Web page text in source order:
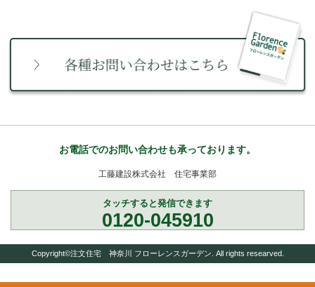
お電話でのお問い合わせも承っております。
工藤建設株式会社 住宅事業部
タッチすると発信できます
0120-045910
Copyright©注文住宅 神奈川 フローレンスガーデン. All rights researved.